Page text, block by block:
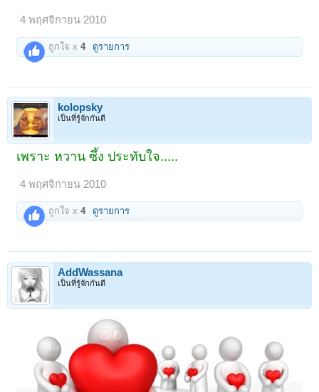
4 พฤศจิกายน 2010
ถูกใจ x4 ดูรายการ
kolopsky
เป็นที่รู้จักกันดี
เพราะ หวาน ซึ้ง ประทับใจ.....
4 พฤศจิกายน 2010
ถูกใจ x4 ดูรายการ
AddWassana
เป็นที่รู้จักกันดี